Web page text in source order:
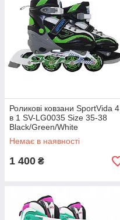
Роликові ковзани SportVida 4
в 1 SV-LG0035 Size 35-38
Black/Green/White
Немає в наявності
1 400 ₴